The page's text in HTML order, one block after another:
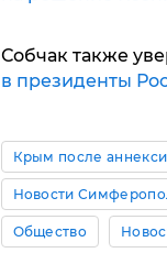
Собчак также
в президенты
Крым после
Новости
Общество